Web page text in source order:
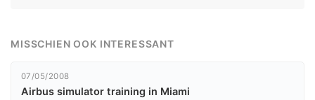
MISSCHIEN OOK INTERESSANT
07/05/2008
Airbus simulator training in Miami